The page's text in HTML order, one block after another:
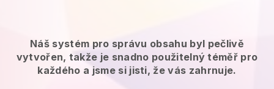
Náš systém pro správu obsahu byl pečlivě
vytvořen, takže je snadno použitelný téměř pro
každého a jsme si jisti, že vás zahrnuje.